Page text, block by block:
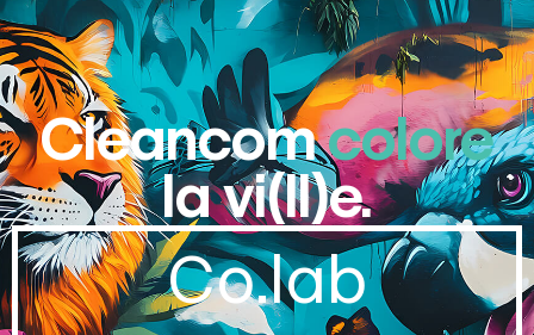
Cleancomcolore
la vi(ll)e.
Co.lab